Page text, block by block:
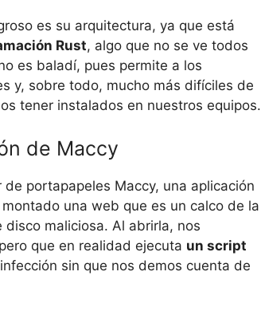
es su arquitectura, ya que está
Rust, algo que no se ve todos
es baladí, pues permite a los
y, sobre todo, mucho más difíciles de
tener instalados en nuestros equipos.
de Maccy
portapapeles Maccy, una aplicación
una web que es un calco de la
maliciosa. Al abrirla, nos
que en realidad ejecuta un script
sin que nos demos cuenta de